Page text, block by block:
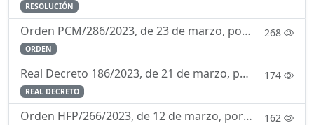
RESOLUCIÓN
Orden PCM/286/2023, de 23 de marzo, por la que se regula el currículo de la enseñanza de formación para la incorporación a la Escala de Oficiales del Cuerpo de la Guardia Civil mediante la forma de in 268
ORDEN
Real Decreto 186/2023, de 21 de marzo, por el que se aprueba el Reglamento de Ordenación de la Navegación Marítima. 174
REAL DECRETO
Orden HFP/266/2023, de 12 de marzo, por la que se determina la composición y funcionamiento de la Comisión Permanente de Selección. 162